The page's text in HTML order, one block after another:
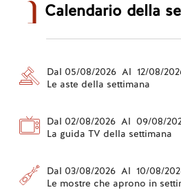
Calendario della
Dal 05/08/2026 Al 12/08/
Le aste della settimana
Dal 02/08/2026 Al 09/08/
La guida TV della settimana
Dal 03/08/2026 Al 10/08/
Le mostre che aprono in